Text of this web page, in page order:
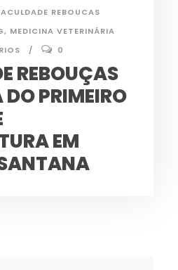
REBOUCAS
, MEDICINA VETERINÁRIA
0
REBOUÇAS
PRIMEIRO
EM